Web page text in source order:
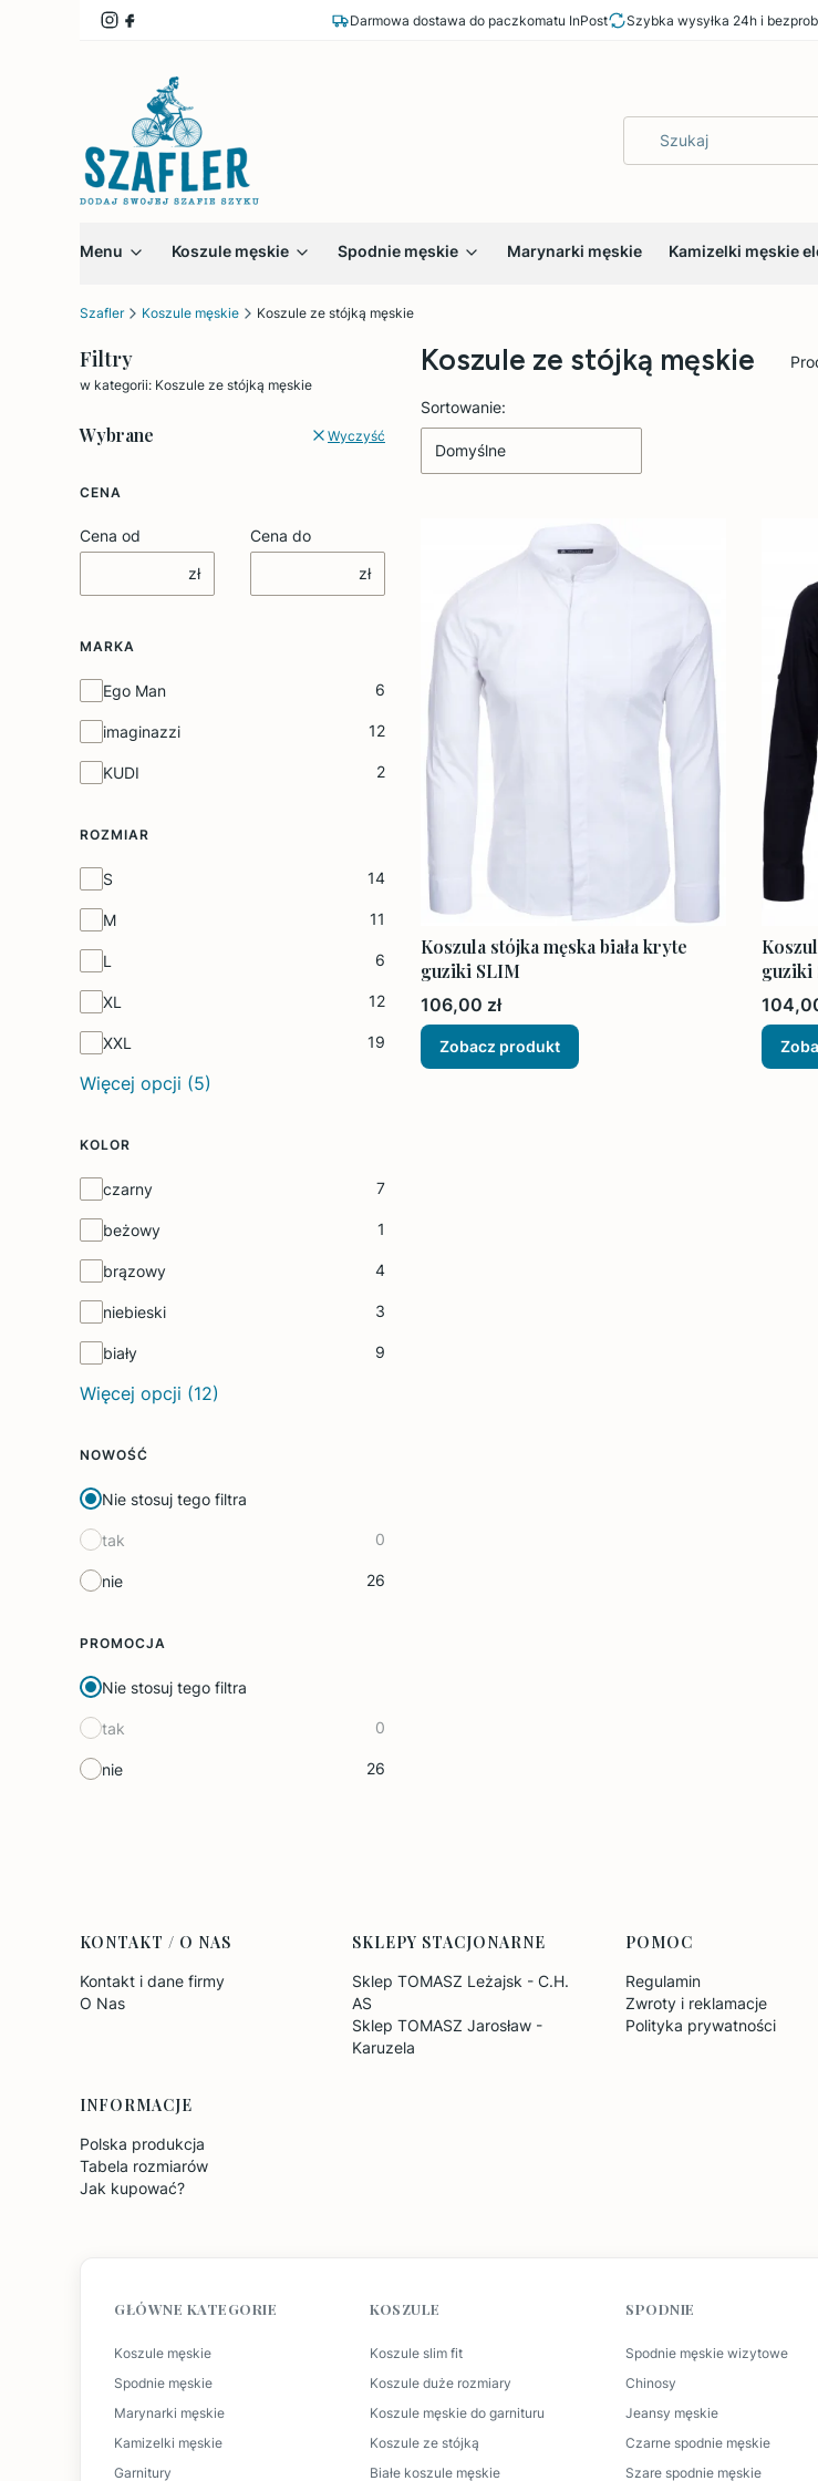
Darmowa dostawa do paczkomatu InPost Szybka wysyłka 24h i
Menu Koszule męskie Spodnie męskie Marynarki męskie Kamizelki męskie
Szafler Koszule męskie Koszule ze stójką męskie
Filtry
w kategorii: Koszule ze stójką męskie
Wybrane Wyczyść
CENA
Cena od
zł
Cena do
zł
MARKA
Marka
Ego Man 6
imaginazzi 12
KUDI 2
ROZMIAR
Rozmiar
S 14
M 11
L 6
XL 12
XXL 19
Więcej opcji (5)
KOLOR
Kolor
czarny 7
beżowy 1
brązowy 4
niebieski 3
biały 9
Więcej opcji (12)
NOWOŚĆ
Nie stosuj tego filtra
tak 0
nie 26
PROMOCJA
Nie stosuj tego filtra
tak 0
nie 26
Koszule ze stójką męskie
Lista produktów
Sortowanie:
Domyślne
Koszula stójka męska biała kryte
guziki SLIM
Cena
106,00 zł
Zobacz produkt
guziki
Cena
Linki w stopce
KONTAKT / O NAS
Kontakt i dane firmy
O Nas
SKLEPY STACJONARNE
Sklep TOMASZ Leżajsk - C.H.
AS
Sklep TOMASZ Jarosław -
Karuzela
POMOC
Regulamin
Zwroty i reklamacje
Polityka prywatności
INFORMACJE
Polska produkcja
Tabela rozmiarów
Jak kupować?
GŁÓWNE KATEGORIE
Koszule męskie
Spodnie męskie
Marynarki męskie
Kamizelki męskie
Garnitury
KOSZULE
Koszule slim fit
Koszule duże rozmiary
Koszule męskie do garnituru
Koszule ze stójką
Białe koszule męskie
SPODNIE
Spodnie męskie wizytowe
Chinosy
Jeansy męskie
Czarne spodnie męskie
Szare spodnie męskie